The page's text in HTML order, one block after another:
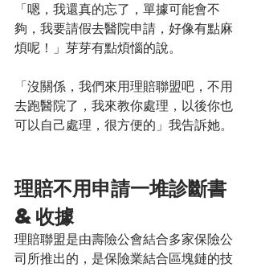
「嗯，我還真的忘了，單據可能會不
夠，我要請假去醫院申請，好像有點麻
煩呢！」芽芽有點煩惱的說。
「沒關係，我們來用理賠聯盟吧，不用
去跑醫院了，我來教你處理，以後你也
可以自己處理，很方便的」我告訴她。
理賠不用申請一堆診斷書
&收據
理賠聯盟是由壽險公會結合多家保險公
司所推出的，是保險業結合區塊鏈的技